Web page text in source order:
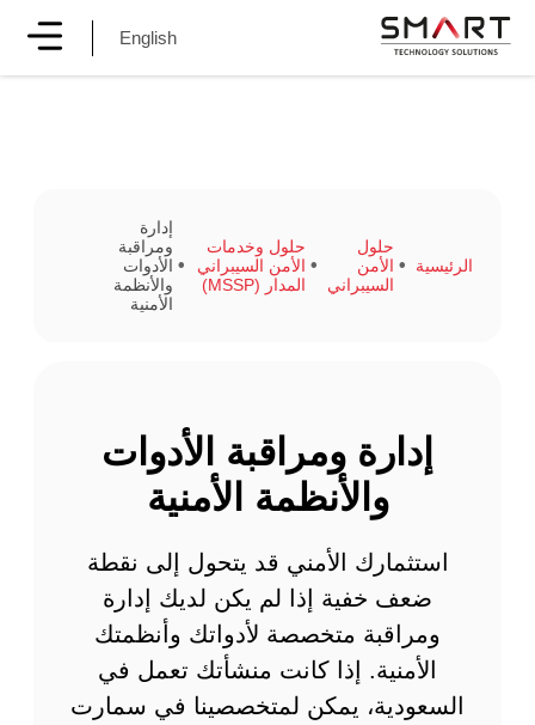
English
الرئيسية
حلول
الأمن
السيبراني
حلول وخدمات
الأمن السيبراني
المدار (MSSP)
إدارة
ومراقبة
الأدوات
والأنظمة
الأمنية
إدارة ومراقبة الأدوات
والأنظمة الأمنية
استثمارك الأمني قد يتحول إلى نقطة
ضعف خفية إذا لم يكن لديك إدارة
ومراقبة متخصصة لأدواتك وأنظمتك
الأمنية. إذا كانت منشأتك تعمل في
السعودية، يمكن لمتخصصينا في سمارت